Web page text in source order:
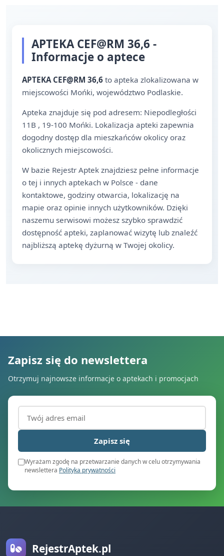
APTEKA CEF@RM 36,6 -
Informacje o aptece
APTEKA CEF@RM 36,6 to apteka zlokalizowana w
miejscowości Mońki, województwo Podlaskie.
Apteka znajduje się pod adresem: Niepodległości
11B , 19-100 Mońki. Lokalizacja apteki zapewnia
dogodny dostęp dla mieszkańców okolicy oraz
okolicznych miejscowości.
W bazie Rejestr Aptek znajdziesz pełne informacje
o tej i innych aptekach w Polsce - dane
kontaktowe, godziny otwarcia, lokalizację na
mapie oraz opinie innych użytkowników. Dzięki
naszemu serwisowi możesz szybko sprawdzić
dostępność apteki, zaplanować wizytę lub znaleźć
najbliższą aptekę dyżurną w Twojej okolicy.
Zapisz się do newslettera
Otrzymuj najnowsze informacje o aptekach i promocjach
Adres email (wymagany)
Zapisz się
Wyrażam zgodę na przetwarzanie danych w celu otrzymywania
newslettera Polityka prywatności
RejestrAptek.pl